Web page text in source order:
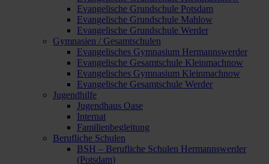
Evangelische Grundschule Potsdam
Evangelische Grundschule Mahlow
Evangelische Grundschule Werder
Gymnasien / Gesamtschulen
Evangelisches Gymnasium Hermannswerder
Evangelische Gesamtschule Kleinmachnow
Evangelisches Gymnasium Kleinmachnow
Evangelische Gesamtschule Werder
Jugendhilfe
Jugendhaus Oase
Internat
Familienbegleitung
Berufliche Schulen
BSH – Berufliche Schulen Hermannswerder
(Potsdam)